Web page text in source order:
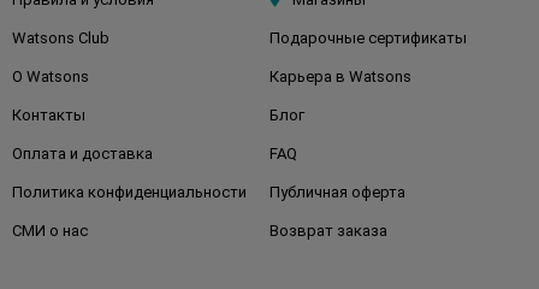
Watsons Club Подарочные сертификаты
О Watsons Карьера в Watsons
Контакты Блог
Оплата и доставка FAQ
Политика конфиденциальности Публичная оферта
СМИ о нас Возврат заказа